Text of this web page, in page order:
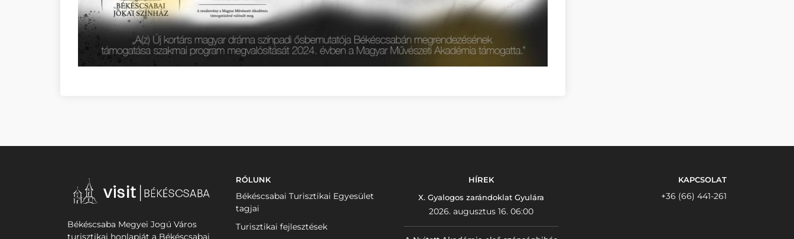
Békéscsaba Megyei Jogú Város
turisztikai honlapját a Békéscsabai
RÓLUNK
Békéscsabai Turisztikai Egyesület
tagjai
Turisztikai fejlesztések
HÍREK
X. Gyalogos zarándoklat Gyulára
2026. augusztus 16. 06:00
KAPCSOLAT
+36 (66) 441-261